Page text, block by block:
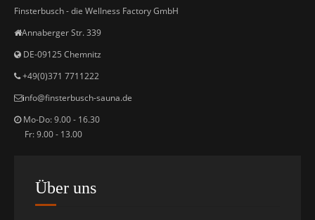
Finsterbusch - die Wellness Factory GmbH
Annaberger Str. 339
DE-09125 Chemnitz
+49(0)371 7711222
info@finsterbusch-sauna.de
Mo-Do: 9.00 - 16.30
Fr: 9.00 - 13.00
Über uns